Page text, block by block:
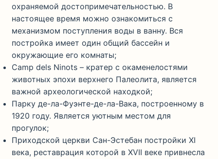
охраняемой достопримечательностью. В
настоящее время можно ознакомиться с
механизмом поступления воды в ванну. Вся
постройка имеет один общий бассейн и
окружающие его комнаты;
Camp dels Ninots – кратер с окаменелостями
животных эпохи верхнего Палеолита, является
важной археологической находкой;
Парку де-ла-Фуэнте-де-ла-Вака, построенному в
1920 году. Является уютным местом для
прогулок;
Приходской церкви Сан-Эстебан постройки XI
века, реставрация которой в XVII веке привнесла